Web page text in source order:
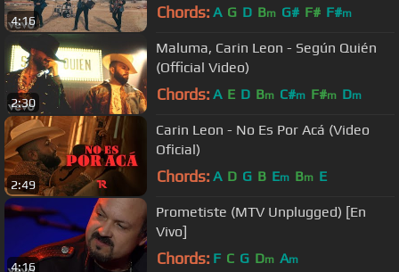
4:16 Chords: A G D Bm G# F# F#m
2:30
Maluma, Carin Leon - Según Quién
(Official Video)
Chords: A E D Bm C#m F#m Dm
2:49
Carin Leon - No Es Por Acá (Video
Oficial)
Chords: A D G B Em Bm E
4:16
Prometiste (MTV Unplugged) [En
Vivo]
Chords: F C G Dm Am